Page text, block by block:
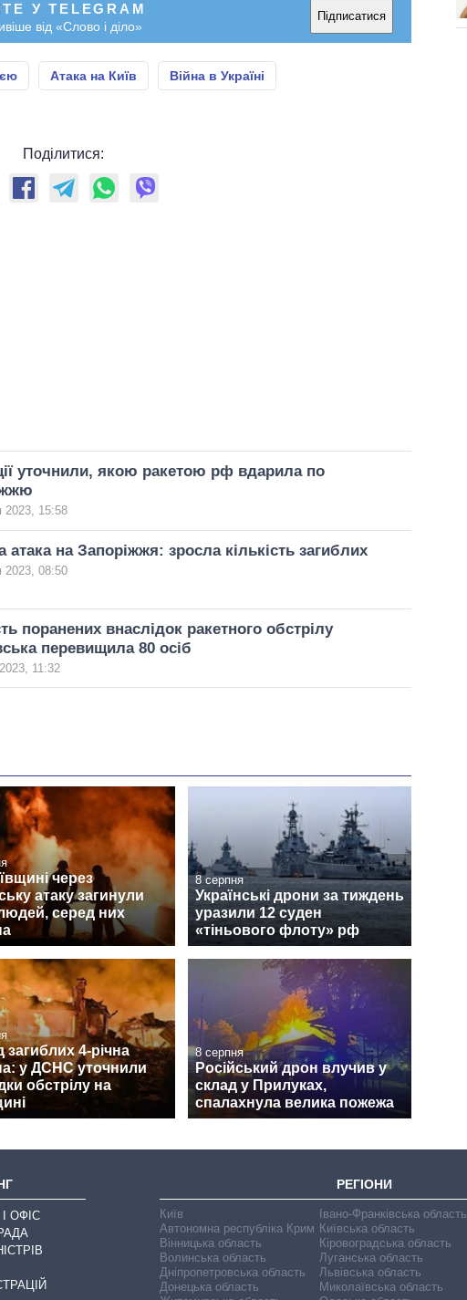
У TELEGRAM
від «Слово і діло»
Підписатися
Атака на Київ Війна в Україні
Поділитися:
уточнили, якою ракетою рф вдарила по
2023, 15:58
атака на Запоріжжя: зросла кількість загиблих
2023, 08:50
поранених внаслідок ракетного обстрілу
перевищила 80 осіб
11:32
через
атаку загинули
серед них
8 серпня
Українські дрони за тиждень
уразили 12 суден
«тіньового флоту» рф
загиблих 4-річна
у ДСНС уточнили
обстрілу на
8 серпня
Російський дрон влучив у
склад у Прилуках,
спалахнула велика пожежа
ОФІС
РЕГІОНИ
Київ
Автономна республіка Крим
Вінницька область
Волинська область
Дніпропетровська область
Донецька область
Івано-Франківська область
Київська область
Кіровоградська область
Луганська область
Львівська область
Миколаївська область